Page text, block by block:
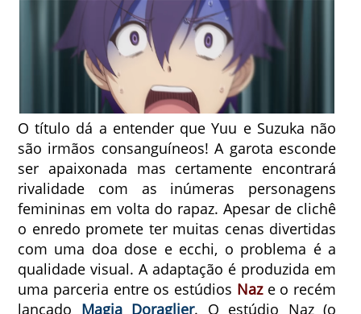
O título dá a entender que Yuu e Suzuka não
são irmãos consanguíneos! A garota esconde
ser apaixonada mas certamente encontrará
rivalidade com as inúmeras personagens
femininas em volta do rapaz. Apesar de clichê
o enredo promete ter muitas cenas divertidas
com uma doa dose e ecchi, o problema é a
qualidade visual. A adaptação é produzida em
uma parceria entre os estúdios Naze o recém
lançado Magia Doraglier. O estúdio Naz (o